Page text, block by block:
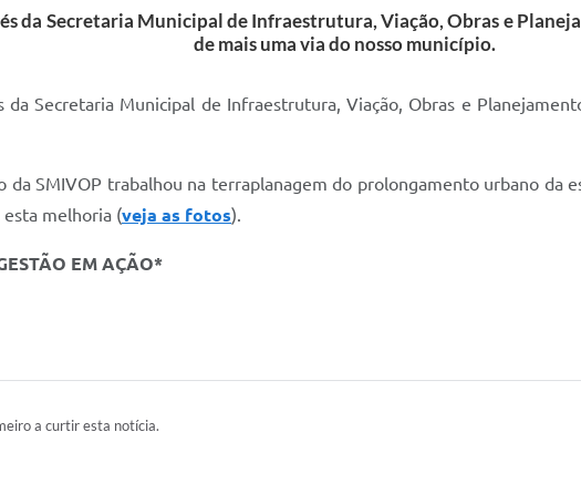
da Secretaria Municipal de Infraestrutura, Viação, Obras e
de mais uma via do nosso município.
Secretaria Municipal de Infraestrutura, Viação, Obras e
SMIVOP trabalhou na terraplanagem do prolongamento urbano da
melhoria (veja as fotos).
EM AÇÃO*
a curtir esta notícia.